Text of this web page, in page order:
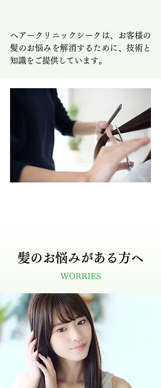
ヘアークリニックシークは、お客様の
髪のお悩みを解消するために、技術と
知識をご提供しています。
髪のお悩みがある方へ
WORRIES